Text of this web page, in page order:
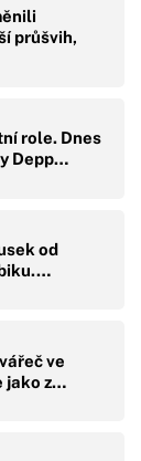
průšvih,
role. Dnes
Depp…
od
ve
jako z…